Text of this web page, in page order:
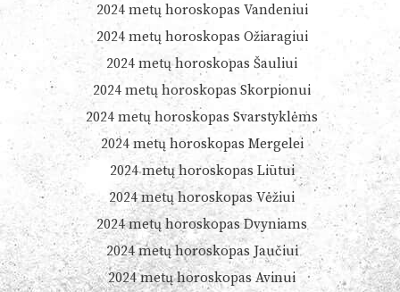
2024 metų horoskopas Vandeniui
2024 metų horoskopas Ožiaragiui
2024 metų horoskopas Šauliui
2024 metų horoskopas Skorpionui
2024 metų horoskopas Svarstyklėms
2024 metų horoskopas Mergelei
2024 metų horoskopas Liūtui
2024 metų horoskopas Vėžiui
2024 metų horoskopas Dvyniams
2024 metų horoskopas Jaučiui
2024 metų horoskopas Avinui